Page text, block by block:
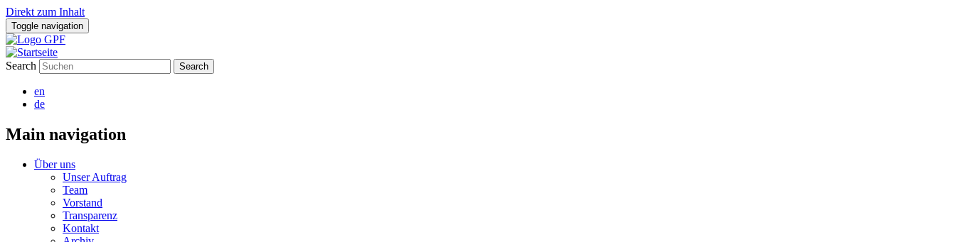
Direkt zum Inhalt
Toggle navigation
Search
en
de
Main navigation
Über uns
Unser Auftrag
Team
Vorstand
Transparenz
Kontakt